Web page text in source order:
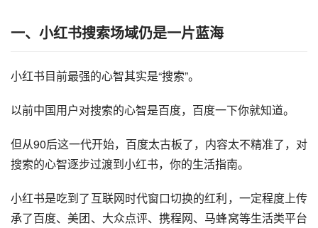
一、小红书搜索场域仍是一片蓝海
小红书目前最强的心智其实是“搜索”。
以前中国用户对搜索的心智是百度，百度一下你就知道。
但从90后这一代开始，百度太古板了，内容太不精准了，对
搜索的心智逐步过渡到小红书，你的生活指南。
小红书是吃到了互联网时代窗口切换的红利，一定程度上传
承了百度、美团、大众点评、携程网、马蜂窝等生活类平台